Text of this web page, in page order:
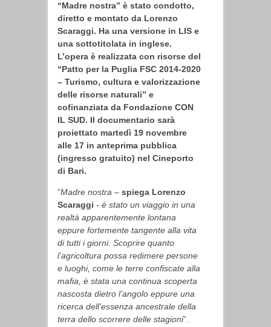
“Madre nostra” è stato condotto,
diretto e montato da Lorenzo
Scaraggi. Ha una versione in LIS e
una sottotitolata in inglese.
L’opera è realizzata con risorse del
“Patto per la Puglia FSC 2014-2020
– Turismo, cultura e valorizzazione
delle risorse naturali” e
cofinanziata da Fondazione CON
IL SUD. Il documentario sarà
proiettato martedì 19 novembre
alle 17 in anteprima pubblica
(ingresso gratuito) nel Cineporto
di Bari.
“Madre nostra – spiega Lorenzo
Scaraggi - è stato un viaggio in una
realtà apparentemente lontana
eppure fortemente tangente alla vita
di tutti i giorni. Scoprire quanto
l’agricoltura possa redimere persone
e luoghi, come le terre confiscate alla
mafia, è stata una continua scoperta
nascosta dietro l’angolo eppure una
ricerca dell’essenza ancestrale della
terra dello scorrere delle stagioni”.